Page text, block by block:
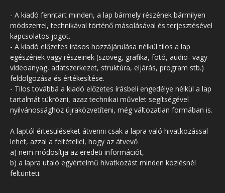
- A kiadó fenntart minden, a lap bármely részének bármilyen
módszerrel, technikával történő másolásával és terjesztésével
kapcsolatos jogot.
- A kiadó előzetes írásos hozzájárulása nélkül tilos a lap
egészének vagy részeinek (szöveg, grafika, fotó, audio- vagy
videoanyag, adatszerkezet, struktúra, eljárás, program stb.)
feldolgozása és értékesítése.
- Tilos továbbá a kiadó előzetes írásbeli engedélye nélkül a lap
tartalmát tükrözni, azaz technikai művelet segítségével
nyilvánossághoz újraközvetíteni, még változatlan formában is.
A laptól értesüléseket átvenni csak a lapra való hivatkozással
lehet, azzal a feltétellel, hogy az átvevő
a) nem módosítja az eredeti információt,
b) a lapra utaló egyértelmű hivatkozást minden közlésnél
feltünteti.